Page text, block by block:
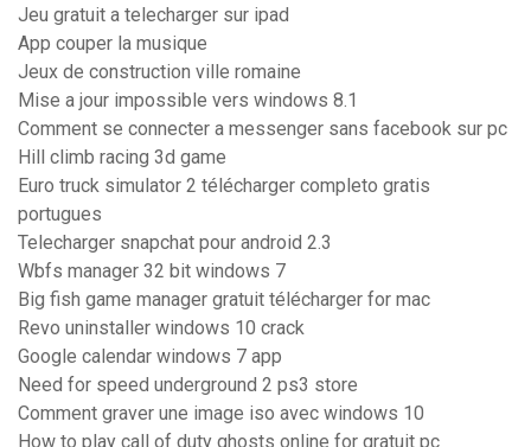
Jeu gratuit a telecharger sur ipad
App couper la musique
Jeux de construction ville romaine
Mise a jour impossible vers windows 8.1
Comment se connecter a messenger sans facebook sur pc
Hill climb racing 3d game
Euro truck simulator 2 télécharger completo gratis
portugues
Telecharger snapchat pour android 2.3
Wbfs manager 32 bit windows 7
Big fish game manager gratuit télécharger for mac
Revo uninstaller windows 10 crack
Google calendar windows 7 app
Need for speed underground 2 ps3 store
Comment graver une image iso avec windows 10
How to play call of duty ghosts online for gratuit pc